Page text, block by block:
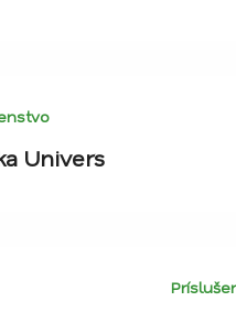
Univers